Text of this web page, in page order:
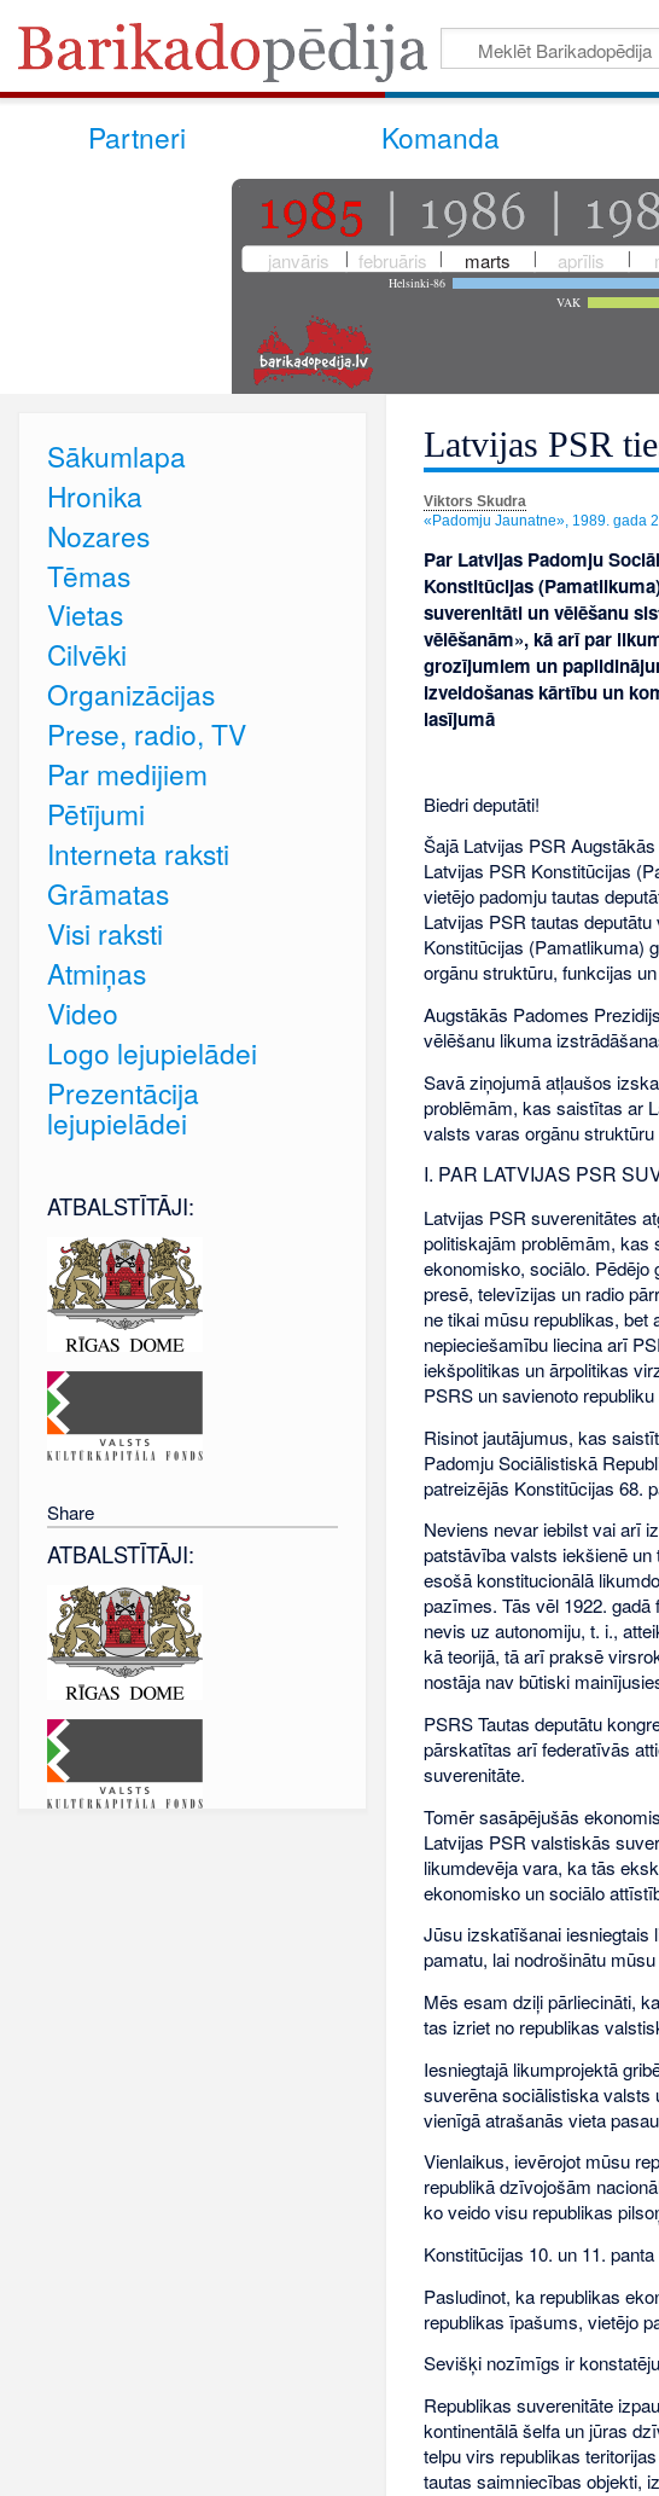
Partneri Komanda
janvāris februāris marts aprīlis
Helsinki-86
VAK
Latvijas PSR
Viktors Skudra
«Padomju Jaunatne», 1989. gada
Par Latvijas Padomju
Konstitūcijas
suverenitāti un vēlēšanu
vēlēšanām», kā arī par
grozījumiem un
izveidošanas kārtību un
lasījumā
Biedri deputāti!
Šajā Latvijas PSR
Latvijas PSR Konstitūcijas
vietējo padomju tautas
Latvijas PSR tautas
Konstitūcijas (Pamatlikuma)
orgānu struktūru, funkcijas
Augstākās Padomes
vēlēšanu likuma
Savā ziņojumā atļaušos
problēmām, kas saistītas ar
valsts varas orgānu
I. PAR LATVIJAS PSR
Latvijas PSR suverenitātes
politiskajām problēmām,
ekonomisko, sociālo. Pēdējo
presē, televīzijas un radio
ne tikai mūsu republikas,
nepieciešamību liecina arī
iekšpolitikas un ārpolitikas
PSRS un savienoto
Risinot jautājumus, kas
Padomju Sociālistiskā
patreizējās Konstitūcijas 68.
Neviens nevar iebilst vai arī
patstāvība valsts iekšienē
esošā konstitucionālā
pazīmes. Tās vēl 1922.
nevis uz autonomiju, t. i.,
kā teorijā, tā arī praksē
nostāja nav būtiski
PSRS Tautas deputātu
pārskatītas arī federatīvās
suverenitāte.
Tomēr sasāpējušās
Latvijas PSR valstiskās
likumdevēja vara, ka tās
ekonomisko un sociālo
Jūsu izskatīšanai iesniegtais
pamatu, lai nodrošinātu
Mēs esam dziļi pārliecināti,
tas izriet no republikas
Iesniegtajā likumprojektā
suverēna sociālistiska valsts
vienīgā atrašanās vieta
Vienlaikus, ievērojot mūsu
republikā dzīvojošām
ko veido visu republikas
Konstitūcijas 10. un 11.
Pasludinot, ka republikas
republikas īpašums, vietējo
Sevišķi nozīmīgs ir
Republikas suverenitāte
kontinentālā šelfa un jūras
telpu virs republikas
tautas saimniecības objekti,
Sākumlapa
Hronika
Nozares
Tēmas
Vietas
Cilvēki
Organizācijas
Prese, radio, TV
Par medijiem
Pētījumi
Interneta raksti
Grāmatas
Visi raksti
Atmiņas
Video
Logo lejupielādei
Prezentācija
lejupielādei
ATBALSTĪTĀJI:
Share
ATBALSTĪTĀJI: